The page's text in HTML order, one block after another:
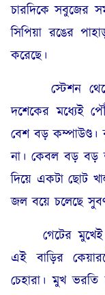
চারদিকে সবুজের
সিপিয়া রঙের
করেছে।
স্টেশন থেকে
দশেকের মধ্যেই
বেশ বড় কম্পাউণ্ড।
না। কেবল বড় বড়
দিয়ে একটা ছোট
জল বয়ে চলেছে
গেটের মুখেই
এই বাড়ির
চেহারা। মুখ ভরতি